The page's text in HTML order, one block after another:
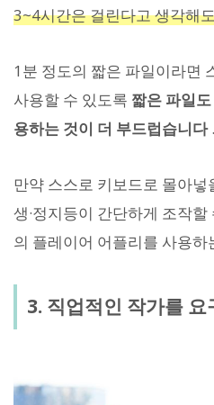
3~4시간은 걸린다고 생각해
1분 정도의 짧은 파일이라면
사용할 수 있도록 짧은 파일
용하는 것이 더 부드럽습니다.
만약 스스로 키보드로 몰아넣
생·정지등이 간단하게 조작
의 플레이어 어플리를 사용하
3. 직업적인 작가를 요